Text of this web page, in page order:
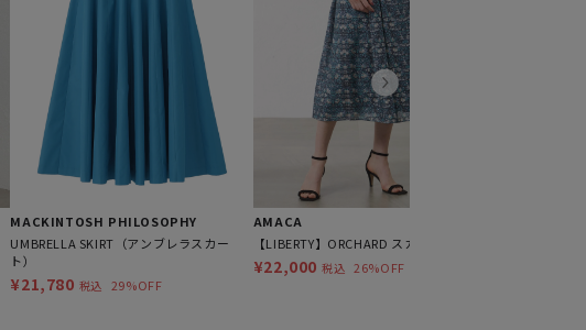
MACKINTOSH PHILOSOPHY
UMBRELLA SKIRT（アンブレラスカー
ト）
¥21,780 税込 29%OFF
AMACA
【LIBERTY】ORCHARD スカート
¥22,000 税込 26%OFF